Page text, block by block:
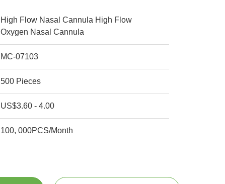
High Flow Nasal Cannula High Flow
Oxygen Nasal Cannula
MC-07103
500 Pieces
US$3.60 - 4.00
100, 000PCS/Month